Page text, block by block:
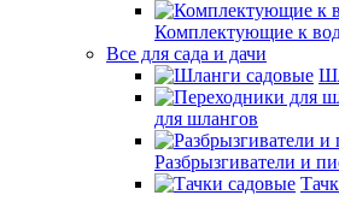
Комплектующие к
Все для сада и дачи
для шлангов
Разбрызгиватели и